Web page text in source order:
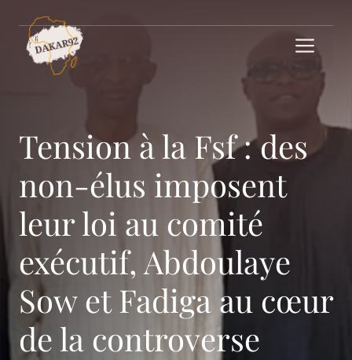
contenu
Tension à la Fsf : des
non-élus imposent
leur loi au comité
exécutif, Abdoulaye
Sow et Fadiga au cœur
de la controverse